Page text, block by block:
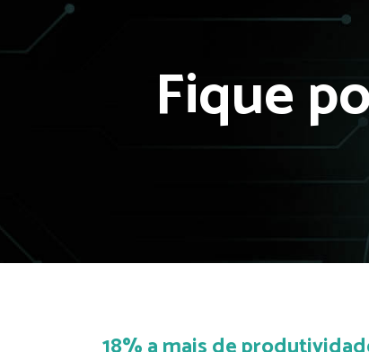
Fique